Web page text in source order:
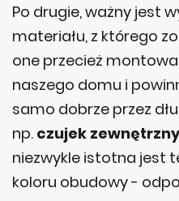
Po drugie, ważny jest
materiału, z którego
one przecież
naszego domu i
samo dobrze przez
np. czujek
niezwykle istotna jest
koloru obudowy -